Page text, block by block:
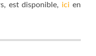
est disponible, ici en